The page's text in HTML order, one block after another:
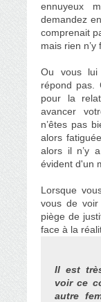
ennuyeux
demandez
comprenait
mais rien n’y
Ou vous lui
répond pas.
pour la
avancer
n’êtes pas
alors
alors il n’y
évident d'un
Lorsque
vous de
piège de
face à la
Il est
voir ce
autre